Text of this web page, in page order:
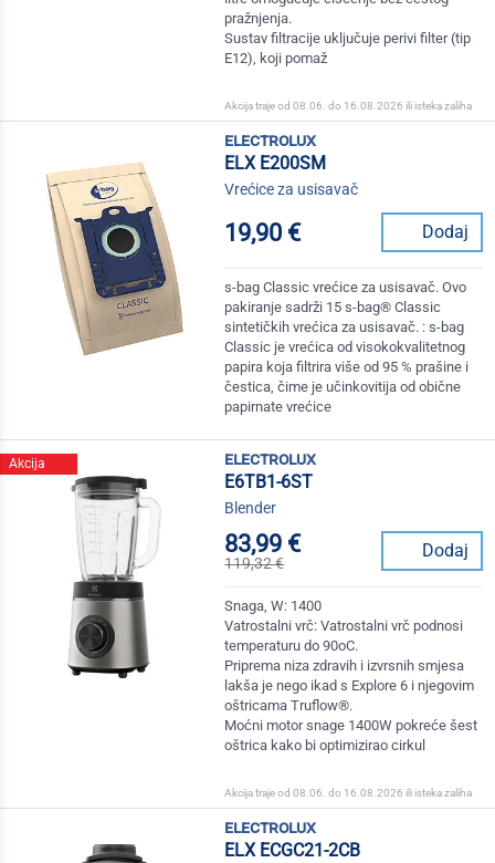
pražnjenja.
Sustav filtracije uključuje perivi filter (tip
E12), koji pomaž
Akcija traje od 08.06. do 16.08.2026 ili isteka zaliha
electrolux
ELX E200SM
Vrećice za usisavač
19,90 € Dodaj
s-bag Classic vrećice za usisavač. Ovo
pakiranje sadrži 15 s-bag® Classic
sintetičkih vrećica za usisavač. : s-bag
Classic je vrećica od visokokvalitetnog
papira koja filtrira više od 95 % prašine i
čestica, čime je učinkovitija od obične
papirnate vrećice
Akcija
electrolux
E6TB1-6ST
Blender
83,99 €
119,32 €
Dodaj
Snaga, W: 1400
Vatrostalni vrč: Vatrostalni vrč podnosi
temperaturu do 90oC.
Priprema niza zdravih i izvrsnih smjesa
lakša je nego ikad s Explore 6 i njegovim
oštricama Truflow®.
Moćni motor snage 1400W pokreće šest
oštrica kako bi optimizirao cirkul
Akcija traje od 08.06. do 16.08.2026 ili isteka zaliha
electrolux
ELX ECGC21-2CB